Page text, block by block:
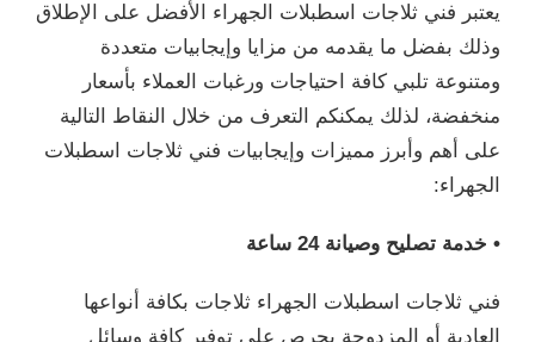
يعتبر فني ثلاجات اسطبلات الجهراء الأفضل على الإطلاق
وذلك بفضل ما يقدمه من مزايا وإيجابيات متعددة
ومتنوعة تلبي كافة احتياجات ورغبات العملاء بأسعار
منخفضة، لذلك يمكنكم التعرف من خلال النقاط التالية
على أهم وأبرز مميزات وإيجابيات فني ثلاجات اسطبلات
الجهراء:
• خدمة تصليح وصيانة 24 ساعة
فني ثلاجات اسطبلات الجهراء ثلاجات بكافة أنواعها
العادية أو المزدوجة يحرص على توفير كافة وسائل